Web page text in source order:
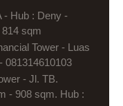
- Hub : Deny -
sqm
Tower - Luas
081314610103
- Jl. TB.
- 908 sqm. Hub :